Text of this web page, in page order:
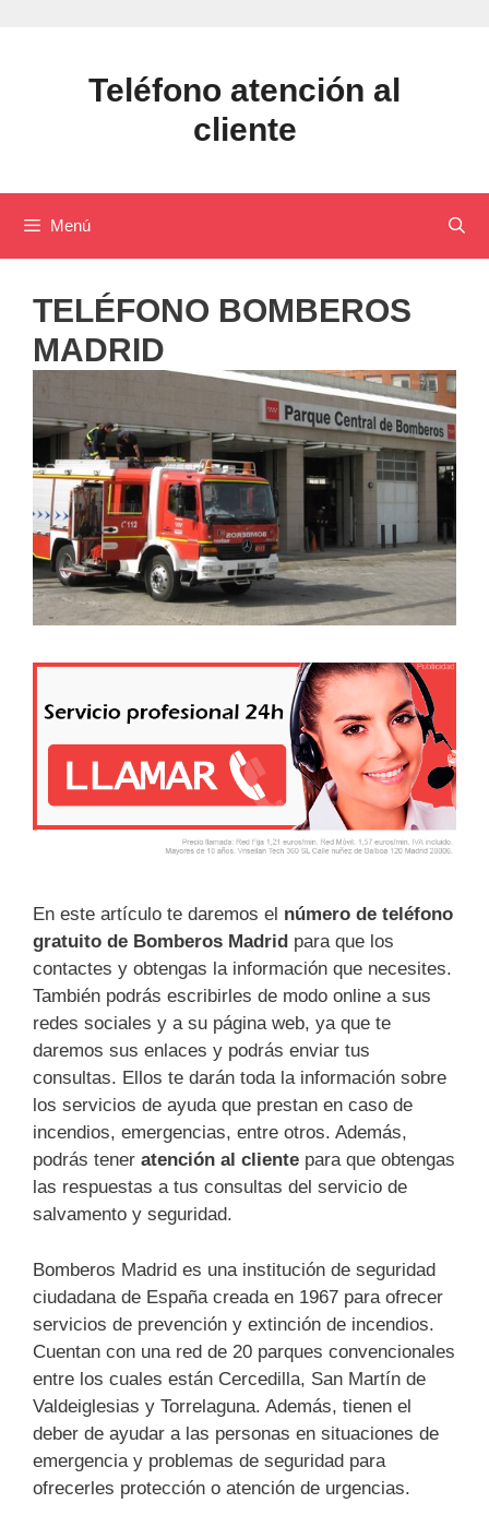
Teléfono atención al
cliente
Menú
TELÉFONO BOMBEROS
MADRID
En este artículo te daremos el número de teléfono
gratuito de Bomberos Madrid para que los
contactes y obtengas la información que necesites.
También podrás escribirles de modo online a sus
redes sociales y a su página web, ya que te
daremos sus enlaces y podrás enviar tus
consultas. Ellos te darán toda la información sobre
los servicios de ayuda que prestan en caso de
incendios, emergencias, entre otros. Además,
podrás tener atención al cliente para que obtengas
las respuestas a tus consultas del servicio de
salvamento y seguridad.
Bomberos Madrid es una institución de seguridad
ciudadana de España creada en 1967 para ofrecer
servicios de prevención y extinción de incendios.
Cuentan con una red de 20 parques convencionales
entre los cuales están Cercedilla, San Martín de
Valdeiglesias y Torrelaguna. Además, tienen el
deber de ayudar a las personas en situaciones de
emergencia y problemas de seguridad para
ofrecerles protección o atención de urgencias.